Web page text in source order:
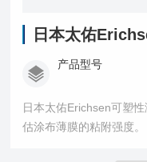
日本太佑
产品型号
日本太佑Erichsen可塑
估涂布薄膜的粘附强度